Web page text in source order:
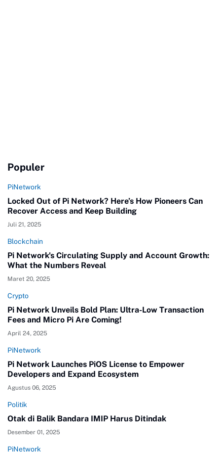
Populer
PiNetwork
Locked Out of Pi Network? Here’s How Pioneers Can
Recover Access and Keep Building
Juli 21, 2025
Blockchain
Pi Network's Circulating Supply and Account Growth:
What the Numbers Reveal
Maret 20, 2025
Crypto
Pi Network Unveils Bold Plan: Ultra-Low Transaction
Fees and Micro Pi Are Coming!
April 24, 2025
PiNetwork
Pi Network Launches PiOS License to Empower
Developers and Expand Ecosystem
Agustus 06, 2025
Politik
Otak di Balik Bandara IMIP Harus Ditindak
Desember 01, 2025
PiNetwork